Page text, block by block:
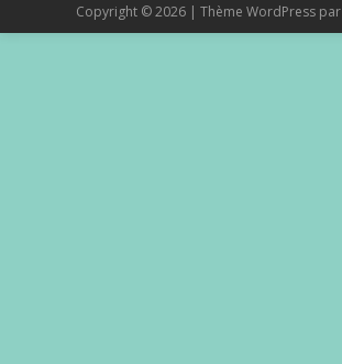
Copyright © 2026 | Thème WordPress par